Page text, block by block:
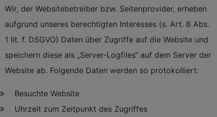
Wir, der Websitebetreiber bzw. Seitenprovider, erheben
aufgrund unseres berechtigten Interesses (s. Art. 6 Abs.
1 lit. f. DSGVO) Daten über Zugriffe auf die Website und
speichern diese als „Server-Logfiles“ auf dem Server der
Website ab. Folgende Daten werden so protokolliert:
Besuchte Website
Uhrzeit zum Zeitpunkt des Zugriffes